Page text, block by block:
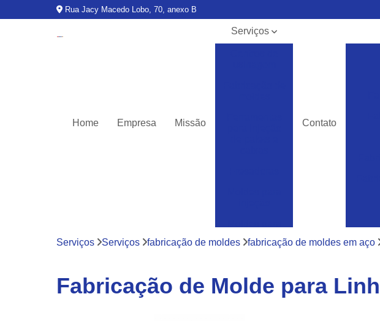
Rua Jacy Macedo Lobo, 70, anexo B
Home Empresa Missão
Serviços
termoplásticos
linha
automotiva
Contato
Serviços Serviços fabricação de moldes fabricação de moldes em aço
Fabricação de Molde para